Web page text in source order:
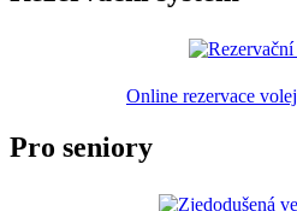
Online rezervace
Pro seniory